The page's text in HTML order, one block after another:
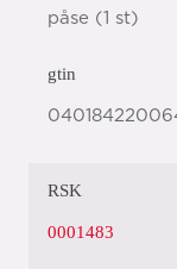
påse (1 st)
gtin
RSK
0001483